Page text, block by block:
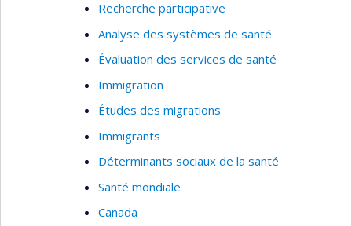
développement de normes pour le respect des
personnes, la prise en compte des différentes
perspectives dans les orientations de notre
l'analyse éthique des enjeux relatifs aux
technologies, médicaments et modes
d'intervention en santé, etc.
Recherche participative
Analyse des systèmes de santé
Évaluation des services de santé
Immigration
Études des migrations
Immigrants
Déterminants sociaux de la santé
Santé mondiale
Canada